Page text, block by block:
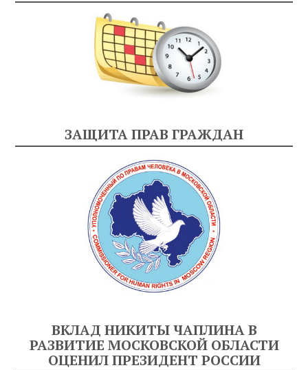
ЗАЩИТА ПРАВ ГРАЖДАН
ВКЛАД НИКИТЫ ЧАПЛИНА В
РАЗВИТИЕ МОСКОВСКОЙ ОБЛАСТИ
ОЦЕНИЛ ПРЕЗИДЕНТ РОССИИ